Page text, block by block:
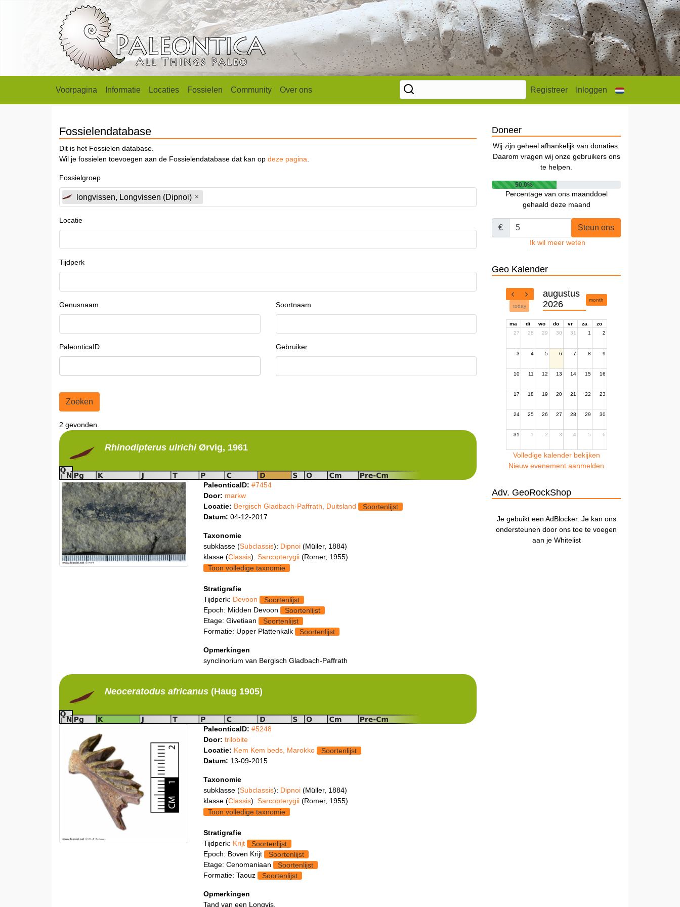
Voorpagina Informatie Locaties Fossielen Community Over ons Registreer Inloggen
Fossielendatabase
Dit is het Fossielen database.
Wil je fossielen toevoegen aan de Fossielendatabase dat kan op deze pagina
Fossielgroep
longvissen, Longvissen (Dipnoi)
Locatie
Tijdperk
Genusnaam Soortnaam
PaleonticaID Gebruiker
Zoeken
2 gevonden.
Rhinodipterusulrichi Ørvig, 1961
PaleonticaID: #7454
Door: markw
Locatie: Bergisch Gladbach-Paffrath, Duitsland
Soortenlijst
Datum: 04-12-2017
Taxonomie
subklasse (Subclassis): Dipnoi (Müller, 1884)
klasse (Classis): Sarcopterygii (Romer, 1955)
Toon volledige taxnomie
Stratigrafie
Tijdperk: Devoon
Soortenlijst
Epoch: Midden Devoon
Soortenlijst
Etage: Givetiaan
Soortenlijst
Formatie: Upper Plattenkalk
Soortenlijst
Opmerkingen
synclinorium van Bergisch Gladbach-Paffrath
Neoceratodusafricanus (Haug 1905)
PaleonticaID: #5248
Door: trilobite
Locatie: Kem Kem beds, Marokko
Soortenlijst
Datum: 13-09-2015
Taxonomie
subklasse (Subclassis): Dipnoi (Müller, 1884)
klasse (Classis): Sarcopterygii (Romer, 1955)
Toon volledige taxnomie
Stratigrafie
Tijdperk: Krijt
Soortenlijst
Epoch: Boven Krijt
Soortenlijst
Etage: Cenomaniaan
Soortenlijst
Formatie: Taouz
Soortenlijst
Opmerkingen
Tand van een Longvis.
Doneer
Wij zijn geheel afhankelijk van donaties.
Daarom vragen wij onze gebruikers ons
te helpen.
50.0%
Percentage van ons maanddoel
gehaald deze maand
€ Steun ons
Ik wil meer weten
Geo Kalender
today
augustus
2026
month
ma di wo do vr za
zo
27
28 29 30 31 1 2
3 4 5 6 7 8 9
10 11 12 13 14 15 16
17 18 19 20 21 22 23
24 25 26 27 28 29 30
31 1 2 3 4 5 6
Volledige kalender bekijken
Nieuw evenement aanmelden
Adv. GeoRockShop
Je gebuikt een AdBlocker. Je kan ons
ondersteunen door ons toe te voegen
aan je Whitelist